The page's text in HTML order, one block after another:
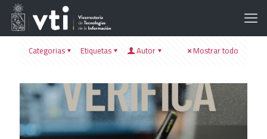
Categorias Etiquetas Autor Mostrar todo